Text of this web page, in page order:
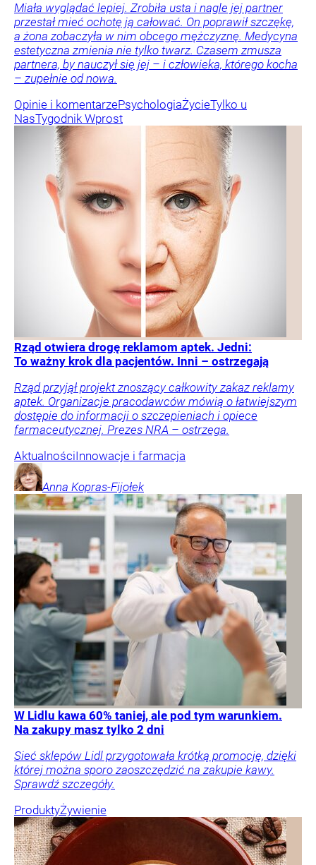
Miała wyglądać lepiej. Zrobiła usta i nagle jej partner
przestał mieć ochotę ją całować. On poprawił szczękę,
a żona zobaczyła w nim obcego mężczyznę. Medycyna
estetyczna zmienia nie tylko twarz. Czasem zmusza
partnera, by nauczył się jej – i człowieka, którego kocha
– zupełnie od nowa.
Opinie i komentarzePsychologiaŻycieTylko u
NasTygodnik Wprost
Rząd otwiera drogę reklamom aptek. Jedni:
To ważny krok dla pacjentów. Inni – ostrzegają
Rząd przyjął projekt znoszący całkowity zakaz reklamy
aptek. Organizacje pracodawców mówią o łatwiejszym
dostępie do informacji o szczepieniach i opiece
farmaceutycznej. Prezes NRA – ostrzega.
AktualnościInnowacje i farmacja
Anna Kopras-Fijołek
W Lidlu kawa 60% taniej, ale pod tym warunkiem.
Na zakupy masz tylko 2 dni
Sieć sklepów Lidl przygotowała krótką promocję, dzięki
której można sporo zaoszczędzić na zakupie kawy.
Sprawdź szczegóły.
ProduktyŻywienie